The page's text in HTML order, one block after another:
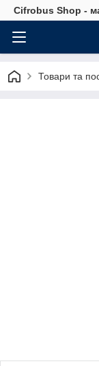
Cifrobus Shop -
Товари та